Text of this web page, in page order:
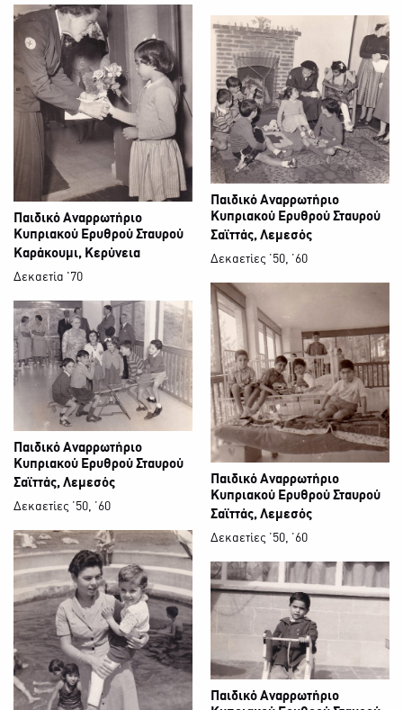
Παιδικό Αναρρωτήριο
Κυπριακού Ερυθρού Σταυρού
Καράκουμι, Κερύνεια
Δεκαετία '70
Παιδικό Αναρρωτήριο
Κυπριακού Ερυθρού Σταυρού
Σαϊττάς, Λεμεσός
Δεκαετίες ΄50, ΄60
Παιδικό Αναρρωτήριο
Κυπριακού Ερυθρού Σταυρού
Σαϊττάς, Λεμεσός
Δεκαετίες ΄50, ΄60
Παιδικό Αναρρωτήριο
Κυπριακού Ερυθρού Σταυρού
Σαϊττάς, Λεμεσός
Δεκαετίες ΄50, ΄60
Παιδικό Αναρρωτήριο